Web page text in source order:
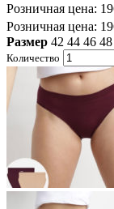
Розничная цена:
Розничная цена:
Размер 42 44 46 48
Количество